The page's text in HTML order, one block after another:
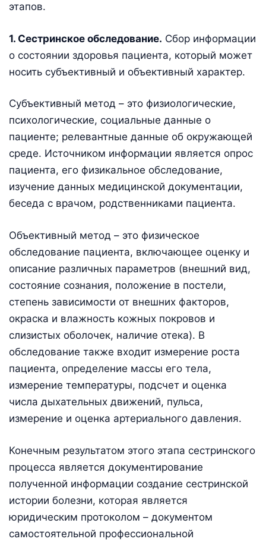
этапов.
1. Сестринское обследование. Сбор информации
о состоянии здоровья пациента, который может
носить субъективный и объективный характер.
Субъективный метод – это физиологические,
психологические, социальные данные о
пациенте; релевантные данные об окружающей
среде. Источником информации является опрос
пациента, его физикальное обследование,
изучение данных медицинской документации,
беседа с врачом, родственниками пациента.
Объективный метод – это физическое
обследование пациента, включающее оценку и
описание различных параметров (внешний вид,
состояние сознания, положение в постели,
степень зависимости от внешних факторов,
окраска и влажность кожных покровов и
слизистых оболочек, наличие отека). В
обследование также входит измерение роста
пациента, определение массы его тела,
измерение температуры, подсчет и оценка
числа дыхательных движений, пульса,
измерение и оценка артериального давления.
Конечным результатом этого этапа сестринского
процесса является документирование
полученной информации создание сестринской
истории болезни, которая является
юридическим протоколом – документом
самостоятельной профессиональной